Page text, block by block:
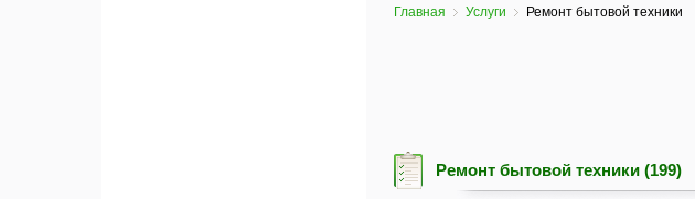
Главная Услуги Ремонт бытовой техники
Ремонт бытовой техники (199)